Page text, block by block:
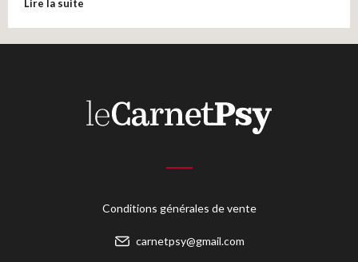
Lire la suite
Conditions générales de vente
carnetpsy@gmail.com